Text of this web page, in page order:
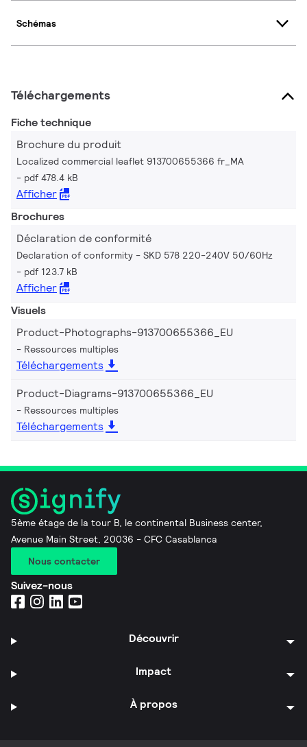
Schémas
Téléchargements
Fiche technique
Brochure du produit
Localized commercial leaflet 913700655366 fr_MA
pdf 478.4 kB
Afficher
Brochures
Déclaration de conformité
Declaration of conformity - SKD 578 220-240V 50/60Hz
pdf 123.7 kB
Afficher
Visuels
Product-Photographs-913700655366_EU
Ressources multiples
Téléchargements
Product-Diagrams-913700655366_EU
Ressources multiples
Téléchargements
5ème étage de la tour B, le continental Business center,
Avenue Main Street, 20036 - CFC Casablanca
Nous contacter
Suivez-nous
Découvrir
Impact
À propos